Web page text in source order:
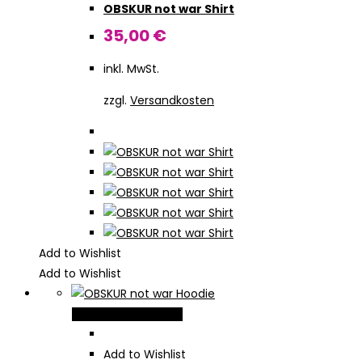
auf.
der
gewählt
werden
OBSKUR not war Shirt
35,00€
inkl. MwSt.
zzgl. Versandkosten
Add to Wishlist
Add to Wishlist
weist
Add to Wishlist